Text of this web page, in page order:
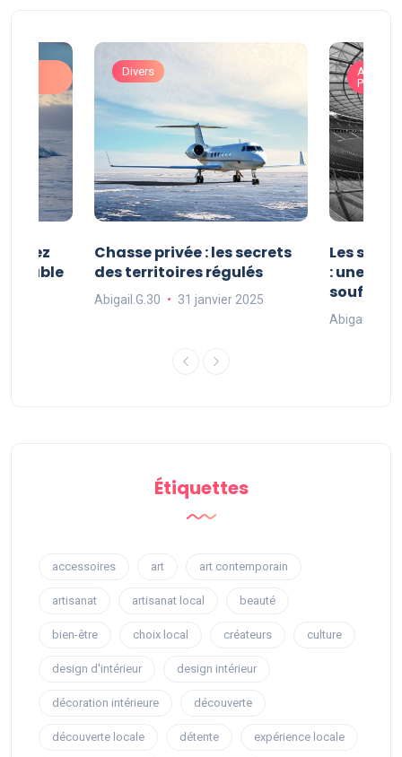
vivez
Divers
Chasse privée : les secrets
des territoires régulés
Abigail.G.30 31 janvier 2025
Art de
Les
: une
souffle
Abigail.G.30
Étiquettes
accessoires art art contemporain
artisanat artisanat local beauté
bien-être choix local créateurs culture
design d'intérieur design intérieur
décoration intérieure découverte
découverte locale détente expérience locale